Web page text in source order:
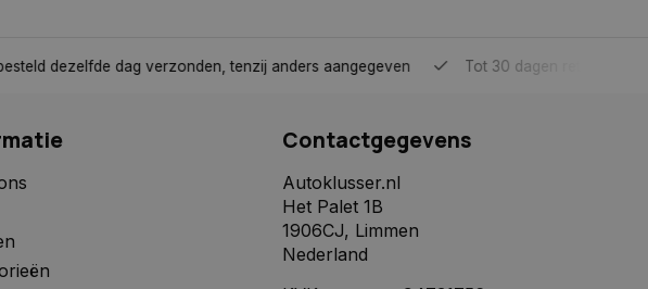
dag verzonden, tenzij anders aangegeven Tot 30 dagen retour sturen.
Contactgegevens
Autoklusser.nl
Het Palet 1B
1906CJ, Limmen
Nederland
wordt gebruikt om een identificatiecode
ID wordt gebruikt om een veilige en
gebruikerservaring te behouden, ervoor
dat pagina wijzigingen of item selecties
onthouden van pagina naar pagina. Het slaat
gegevens op.
cookie wordt gebruikt om onderscheid te